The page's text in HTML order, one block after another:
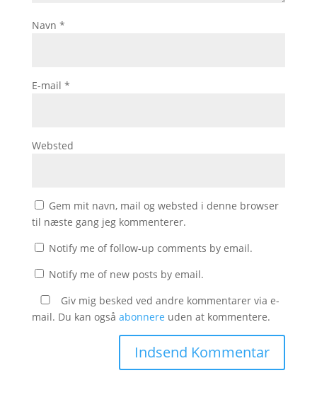
Navn *
E-mail *
Websted
Gem mit navn, mail og websted i denne browser
til næste gang jeg kommenterer.
Notify me of follow-up comments by email.
Notify me of new posts by email.
Giv mig besked ved andre kommentarer via e-
mail. Du kan også abonnere uden at kommentere.